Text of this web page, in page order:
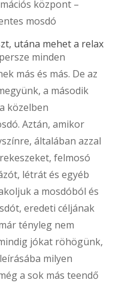
központ –
mosdó
utána mehet a relax
minden
más és más. De az
a második
közelben
Aztán, amikor
általában azzal
felmosó
létrát és egyéb
a mosdóból és
eredeti céljának
tényleg nem
jókat röhögünk,
milyen
a sok más teendő